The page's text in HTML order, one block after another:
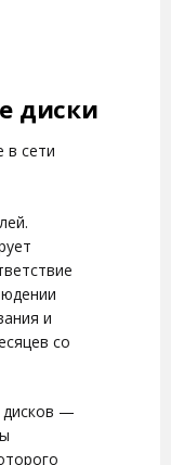
диски
в сети
и
со
дисков —